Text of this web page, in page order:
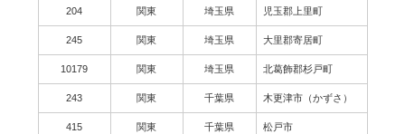
204 関東 埼玉県 児玉郡上里町
245 関東 埼玉県 大里郡寄居町
10179 関東 埼玉県 北葛飾郡杉戸町
243 関東 千葉県 木更津市（かずさ）
415 関東 千葉県 松戸市